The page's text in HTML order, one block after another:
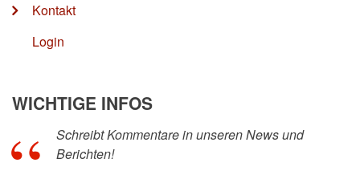
Kontakt
Login
WICHTIGE INFOS
Schreibt Kommentare in unseren News und
Berichten!